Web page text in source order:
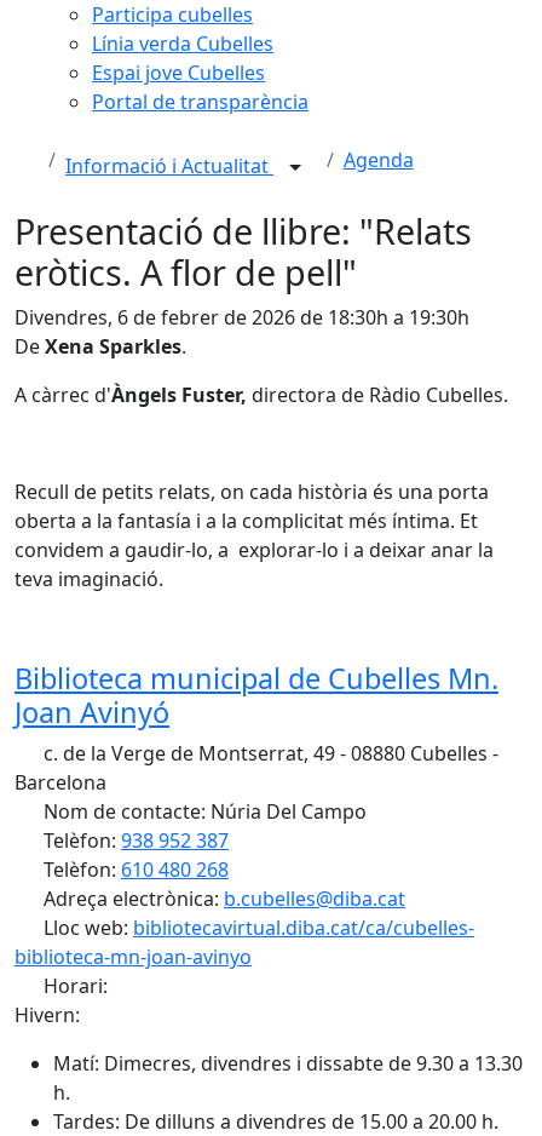
Participa cubelles
Línia verda Cubelles
Espai jove Cubelles
Portal de transparència
Informació i Actualitat Agenda
Presentació de llibre: "Relats
eròtics. A flor de pell"
Divendres, 6 de febrer de 2026 de 18:30h a 19:30h
DeXena Sparkles.
A càrrec d'Àngels Fuster, directora de Ràdio Cubelles.
Recull de petits relats, on cada història és una porta
oberta a la fantasía i a la complicitat més íntima. Et
convidem a gaudir-lo, a explorar-lo i a deixar anar la
teva imaginació.
Biblioteca municipal de Cubelles Mn.
Joan Avinyó
c. de la Verge de Montserrat, 49 - 08880 Cubelles -
Barcelona
Nom de contacte: Núria Del Campo
Telèfon: 938 952 387
Telèfon: 610 480 268
Adreça electrònica: b.cubelles@diba.cat
Lloc web: bibliotecavirtual.diba.cat/ca/cubelles-
biblioteca-mn-joan-avinyo
Horari:
Hivern:
Matí: Dimecres, divendres i dissabte de 9.30 a 13.30
h.
Tardes: De dilluns a divendres de 15.00 a 20.00 h.